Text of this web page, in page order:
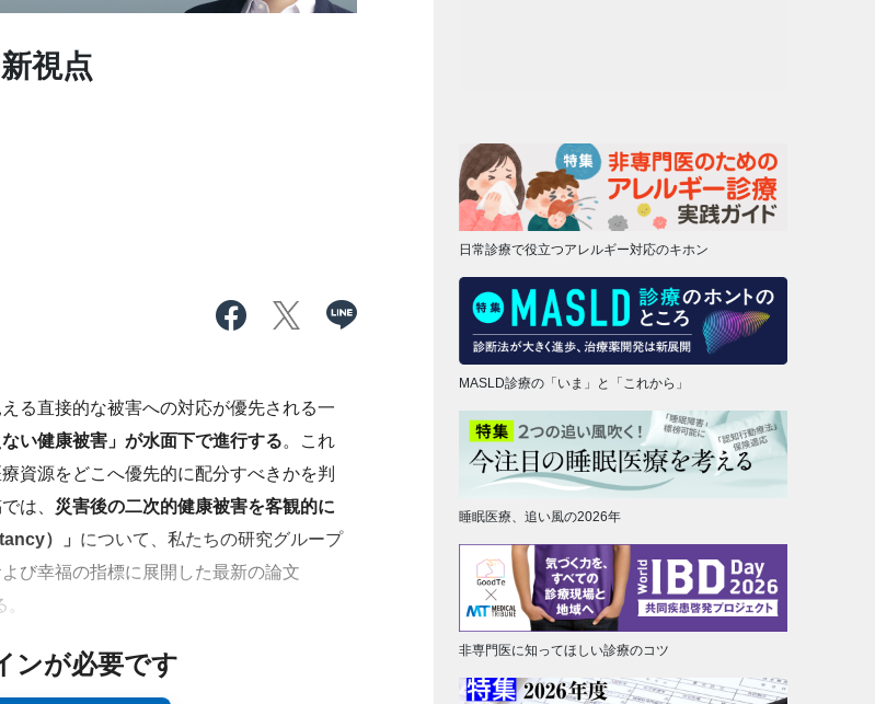
視点
る直接的な被害への対応が優先される一
い健康被害」が水面下で進行する。これ
資源をどこへ優先的に配分すべきかを判
は、 災害後の二次的健康被害を客観的に
）」 について、私たちの研究グループ
び幸福の指標に展開した最新の論文
ンが必要です
日常診療で役立つアレルギー対応のキホン
MASLD診療の「いま」と「これから」
睡眠医療、追い風の2026年
非専門医に知ってほしい診療のコツ